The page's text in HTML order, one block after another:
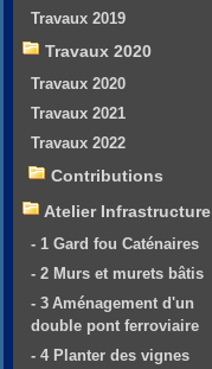
Travaux 2019
Travaux 2020
Travaux 2020
Travaux 2021
Travaux 2022
Contributions
Atelier Infrastructure
- 1 Gard fou Caténaires
- 2 Murs et murets bâtis
- 3 Aménagement d'un
double pont ferroviaire
- 4 Planter des vignes